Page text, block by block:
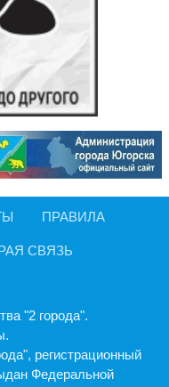
ПРАВИЛА
СВЯЗЬ
"2 города".
регистрационный
Федеральной